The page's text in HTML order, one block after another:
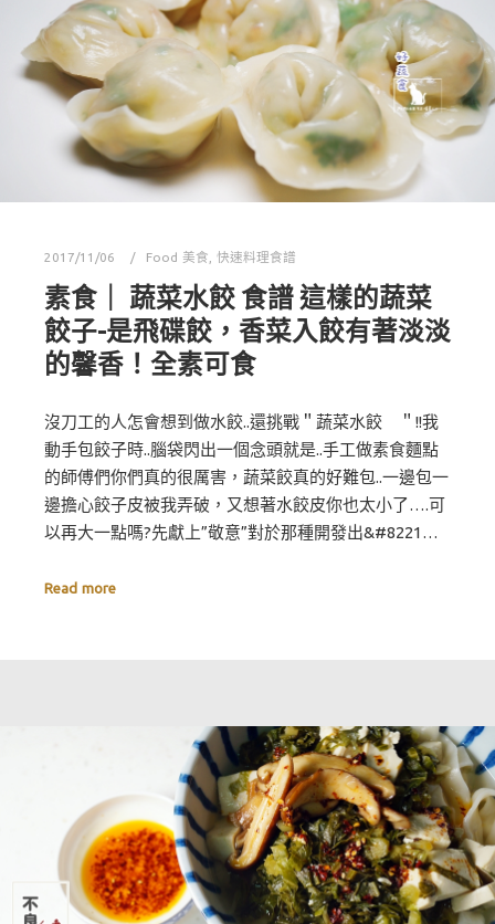
2017/11/06 Food 美食 快速料理食譜
素食｜ 蔬菜水餃 食譜 這樣的蔬菜
餃子-是飛碟餃，香菜入餃有著淡淡
的馨香！全素可食
沒刀工的人怎會想到做水餃..還挑戰＂蔬菜水餃 ＂!!我
動手包餃子時..腦袋閃出一個念頭就是..手工做素食麵點
的師傅們你們真的很厲害，蔬菜餃真的好難包..一邊包一
邊擔心餃子皮被我弄破，又想著水餃皮你也太小了….可
以再大一點嗎?先獻上”敬意”對於那種開發出&#8221…
Read more